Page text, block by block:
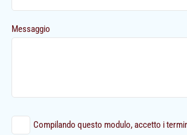
Messaggio
Compilando questo modulo, accetto i